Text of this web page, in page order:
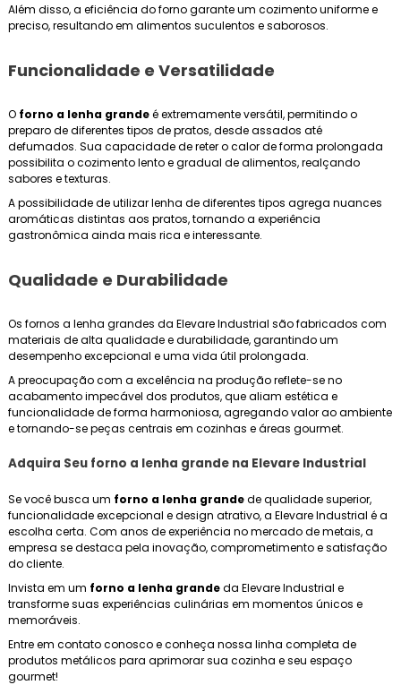
Além disso, a eficiência do forno garante um cozimento uniforme e
preciso, resultando em alimentos suculentos e saborosos.
Funcionalidade e Versatilidade
O forno a lenha grandeé extremamente versátil, permitindo o
preparo de diferentes tipos de pratos, desde assados até
defumados. Sua capacidade de reter o calor de forma prolongada
possibilita o cozimento lento e gradual de alimentos, realçando
sabores e texturas.
A possibilidade de utilizar lenha de diferentes tipos agrega nuances
aromáticas distintas aos pratos, tornando a experiência
gastronômica ainda mais rica e interessante.
Qualidade e Durabilidade
Os fornos a lenha grandes da Elevare Industrial são fabricados com
materiais de alta qualidade e durabilidade, garantindo um
desempenho excepcional e uma vida útil prolongada.
A preocupação com a excelência na produção reflete-se no
acabamento impecável dos produtos, que aliam estética e
funcionalidade de forma harmoniosa, agregando valor ao ambiente
e tornando-se peças centrais em cozinhas e áreas gourmet.
Adquira Seu forno a lenha grande na Elevare Industrial
Se você busca um forno a lenha grandede qualidade superior,
funcionalidade excepcional e design atrativo, a Elevare Industrial é a
escolha certa. Com anos de experiência no mercado de metais, a
empresa se destaca pela inovação, comprometimento e satisfação
do cliente.
Invista em um forno a lenha grandeda Elevare Industrial e
transforme suas experiências culinárias em momentos únicos e
memoráveis.
Entre em contato conosco e conheça nossa linha completa de
produtos metálicos para aprimorar sua cozinha e seu espaço
gourmet!